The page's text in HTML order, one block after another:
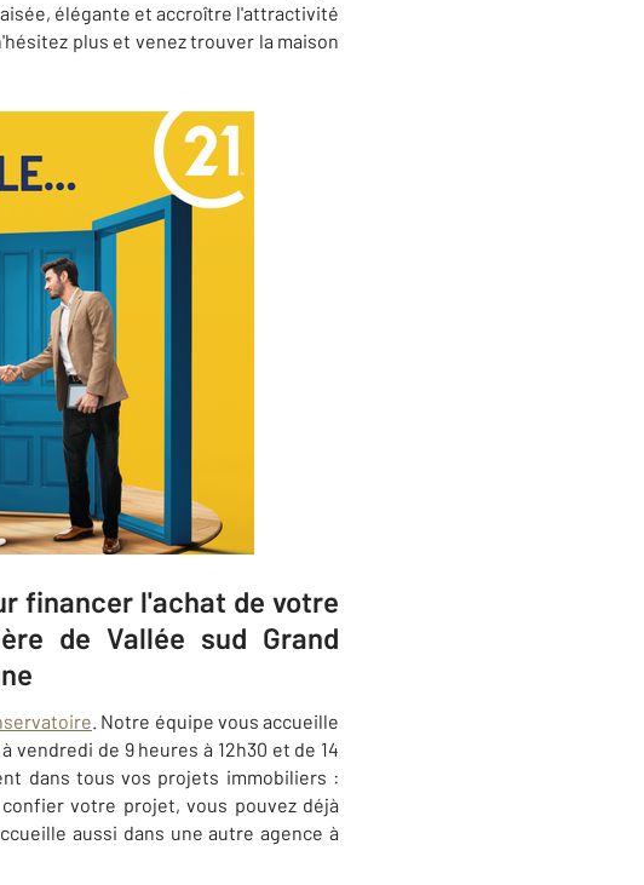
élégante et accroître l'attractivité
plus et venez trouver la maison
financer l'achat de votre
de Vallée sud Grand
. Notre équipe vous accueille
vendredi de 9 heures à 12h30 et de 14
dans tous vos projets immobiliers :
votre projet, vous pouvez déjà
aussi dans une autre agence à